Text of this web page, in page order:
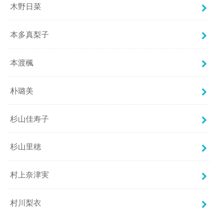
木野日菜
本多真梨子
本渡楓
朴璐美
杉山佳寿子
杉山里穂
村上奈津実
村川梨衣